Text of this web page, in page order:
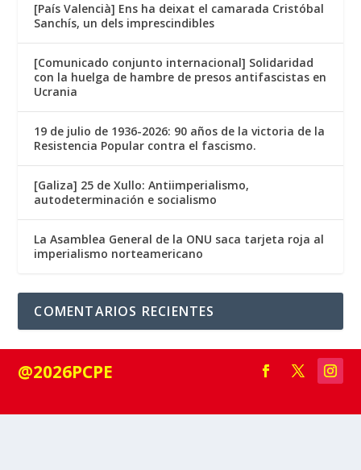
[País Valencià] Ens ha deixat el camarada Cristóbal
Sanchís, un dels imprescindibles
[Comunicado conjunto internacional] Solidaridad
con la huelga de hambre de presos antifascistas en
Ucrania
19 de julio de 1936-2026: 90 años de la victoria de la
Resistencia Popular contra el fascismo.
[Galiza] 25 de Xullo: Antiimperialismo,
autodeterminación e socialismo
La Asamblea General de la ONU saca tarjeta roja al
imperialismo norteamericano
COMENTARIOS RECIENTES
@2026PCPE